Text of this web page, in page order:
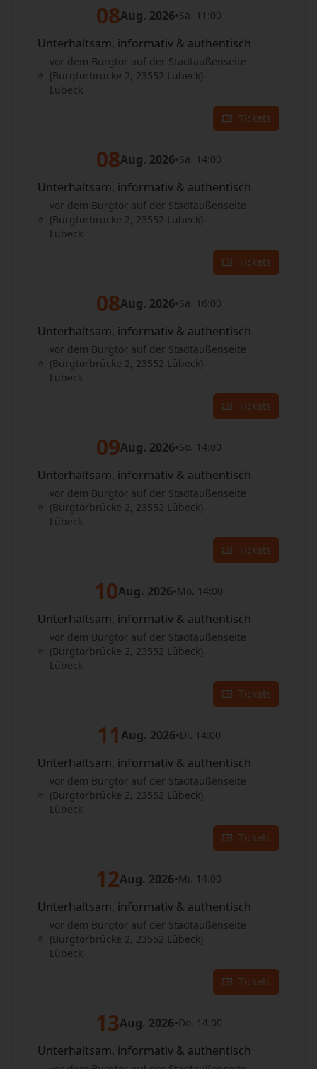
08Aug. 2026•Sa. 11:00
Unterhaltsam, informativ & authentisch
vor dem Burgtor auf der Stadtaußenseite
(Burgtorbrücke 2, 23552 Lübeck)
Lübeck
Tickets
08Aug. 2026•Sa. 14:00
Unterhaltsam, informativ & authentisch
vor dem Burgtor auf der Stadtaußenseite
(Burgtorbrücke 2, 23552 Lübeck)
Lübeck
Tickets
08Aug. 2026•Sa. 16:00
Unterhaltsam, informativ & authentisch
vor dem Burgtor auf der Stadtaußenseite
(Burgtorbrücke 2, 23552 Lübeck)
Lübeck
Tickets
09Aug. 2026•So. 14:00
Unterhaltsam, informativ & authentisch
vor dem Burgtor auf der Stadtaußenseite
(Burgtorbrücke 2, 23552 Lübeck)
Lübeck
Tickets
10Aug. 2026•Mo. 14:00
Unterhaltsam, informativ & authentisch
vor dem Burgtor auf der Stadtaußenseite
(Burgtorbrücke 2, 23552 Lübeck)
Lübeck
Tickets
11 Aug. 2026•Di. 14:00
Unterhaltsam, informativ & authentisch
vor dem Burgtor auf der Stadtaußenseite
(Burgtorbrücke 2, 23552 Lübeck)
Lübeck
Tickets
12Aug. 2026•Mi. 14:00
Unterhaltsam, informativ & authentisch
vor dem Burgtor auf der Stadtaußenseite
(Burgtorbrücke 2, 23552 Lübeck)
Lübeck
Tickets
13Aug. 2026•Do. 14:00
Unterhaltsam, informativ & authentisch